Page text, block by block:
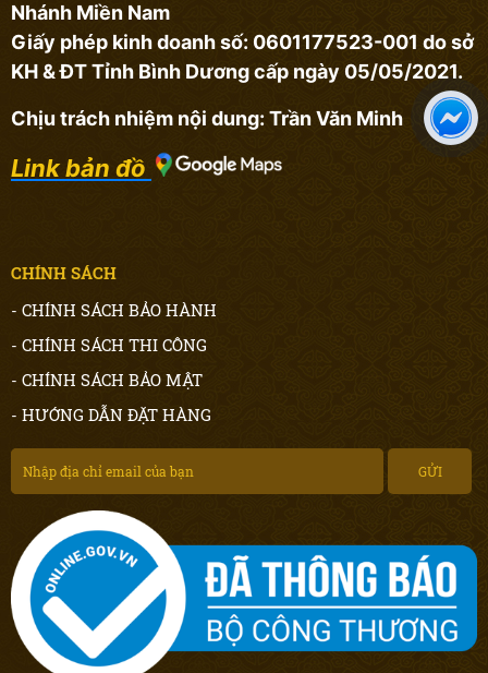
Nhánh Miền Nam
Giấy phép kinh doanh số: 0601177523-001 do sở
KH & ĐT Tỉnh Bình Dương cấp ngày 05/05/2021.
Chịu trách nhiệm nội dung: Trần Văn Minh
Link bản đồ
CHÍNH SÁCH
- CHÍNH SÁCH BẢO HÀNH
- CHÍNH SÁCH THI CÔNG
- CHÍNH SÁCH BẢO MẬT
- HƯỚNG DẪN ĐẶT HÀNG